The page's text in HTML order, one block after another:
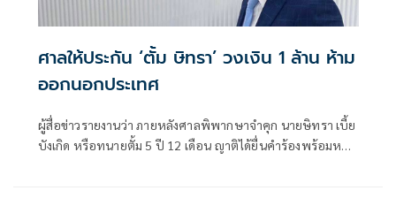
ศาลให้ประกัน ‘ตั้ม ษิทรา’ วงเงิน 1 ล้าน ห้าม
ออกนอกประเทศ
ผู้สื่อข่าวรายงานว่า ภายหลังศาลพิพากษาจำคุก นายษิทรา เบี้ย
บังเกิด หรือทนายตั้ม 5 ปี 12 เดือน ญาติได้ยื่นคำร้องพร้อมหลัก